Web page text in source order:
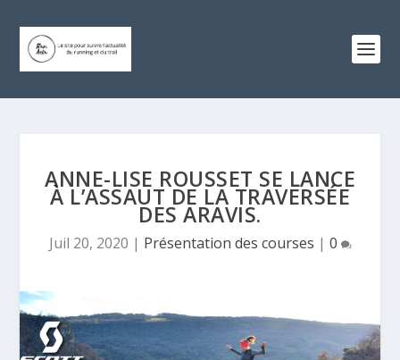
ANNE-LISE ROUSSET SE LANCE
À L’ASSAUT DE LA TRAVERSÉE
DES ARAVIS.
Juil 20, 2020 | Présentation des courses | 0